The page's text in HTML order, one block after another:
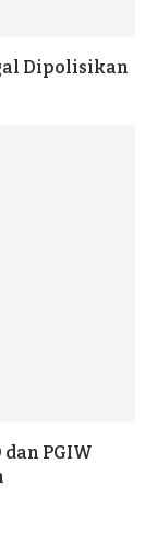
Dipolisikan
PGIW